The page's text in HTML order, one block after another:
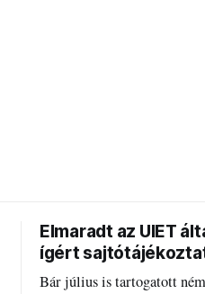
Elmaradt az UIET
ígért
Bár július is tartogatott